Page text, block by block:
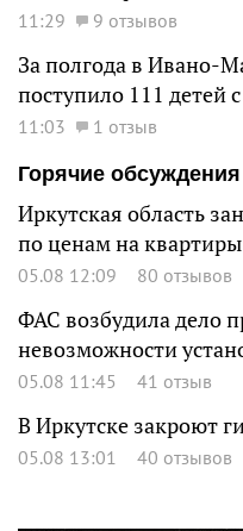
11:29 9 отзывов
За полгода в Ивано-
поступило 111 детей
11:03
1 отзыв
Горячие обсуждения
Иркутская область
по ценам на
05.08 12:09 80 отзывов
ФАС возбудила дело
невозможности
05.08 11:45 41 отзыв
В Иркутске закроют
05.08 13:01 40 отзывов